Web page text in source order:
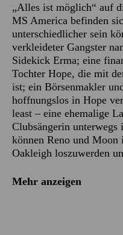
„Alles ist möglich“ auf
MS America befinden
unterschiedlicher sein
verkleideter Gangster
Sidekick Erma; eine
Tochter Hope, die mit
ist; ein Börsenmakler
hoffnungslos in Hope
least – eine ehemalige
Clubsängerin unterwegs
können Reno und
Oakleigh loszuwerden
Mehr anzeigen